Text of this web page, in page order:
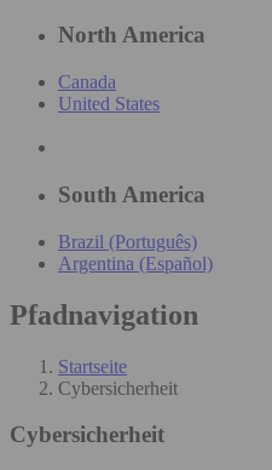
North America
Canada
United States
South America
Brazil (Português)
Argentina (Español)
Pfadnavigation
Startseite
Cybersicherheit
Cybersicherheit